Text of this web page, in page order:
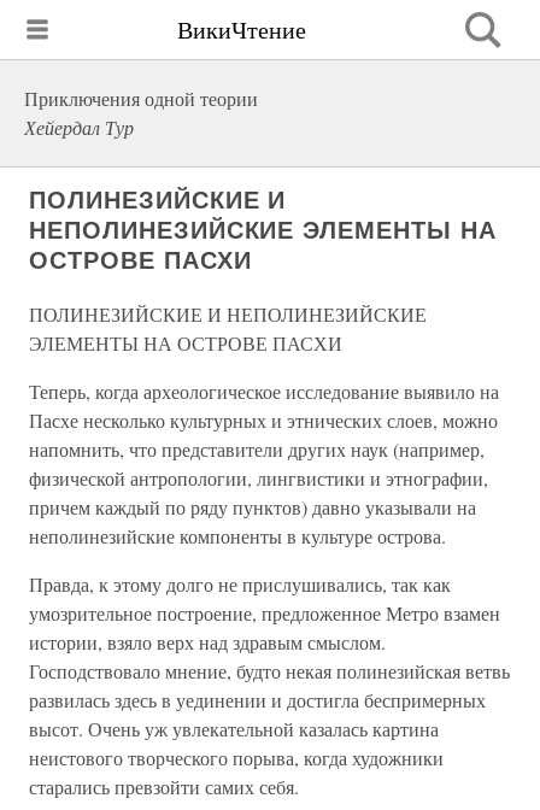
ВикиЧтение
Приключения одной теории
Хейердал Тур
ПОЛИНЕЗИЙСКИЕ И
НЕПОЛИНЕЗИЙСКИЕ ЭЛЕМЕНТЫ НА
ОСТРОВЕ ПАСХИ
ПОЛИНЕЗИЙСКИЕ И НЕПОЛИНЕЗИЙСКИЕ
ЭЛЕМЕНТЫ НА ОСТРОВЕ ПАСХИ
Теперь, когда археологическое исследование выявило на
Пасхе несколько культурных и этнических слоев, можно
напомнить, что представители других наук (например,
физической антропологии, лингвистики и этнографии,
причем каждый по ряду пунктов) давно указывали на
неполинезийские компоненты в культуре острова.
Правда, к этому долго не прислушивались, так как
умозрительное построение, предложенное Метро взамен
истории, взяло верх над здравым смыслом.
Господствовало мнение, будто некая полинезийская ветвь
развилась здесь в уединении и достигла беспримерных
высот. Очень уж увлекательной казалась картина
неистового творческого порыва, когда художники
старались превзойти самих себя.